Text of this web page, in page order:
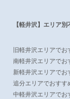
【軽井沢】エリア
旧軽井沢エリアで
南軽井沢エリアでお
新軽井沢エリアでお
追分エリアでおすす
中軽井沢エリアでお